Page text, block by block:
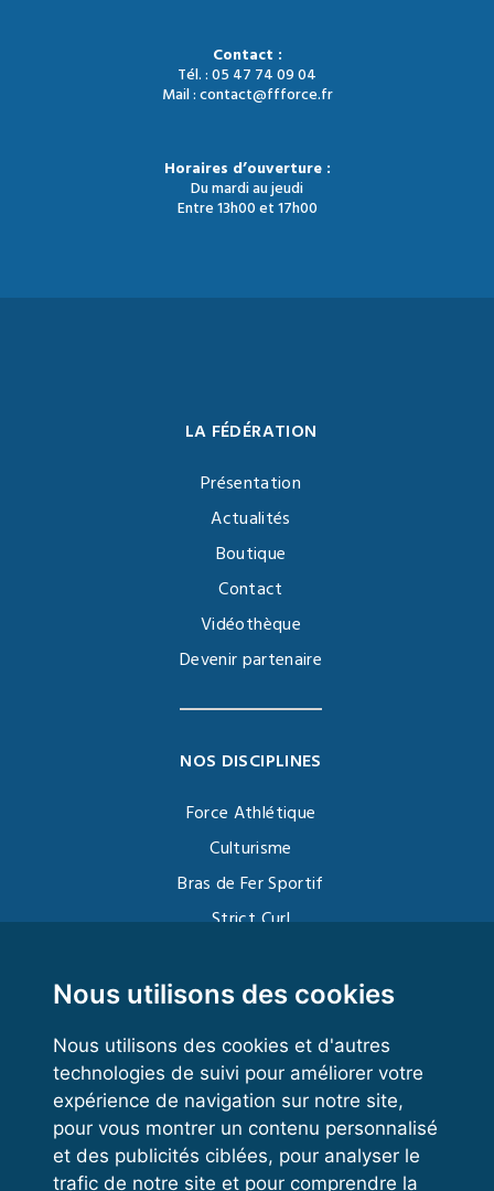
Nous utilisons des cookies
Nous utilisons des cookies et d'autres
technologies de suivi pour améliorer votre
expérience de navigation sur notre site,
pour vous montrer un contenu personnalisé
et des publicités ciblées, pour analyser le
trafic de notre site et pour comprendre la
Contact :
Tél. : 05 47 74 09 04
Mail : contact@ffforce.fr
Horaires d’ouverture :
Du mardi au jeudi
Entre 13h00 et 17h00
LA FÉDÉRATION
Présentation
Actualités
Boutique
Contact
Vidéothèque
Devenir partenaire
NOS DISCIPLINES
Force Athlétique
Culturisme
Bras de Fer Sportif
Strict Curl
Kettlebell
VOS ESPACES
Espace dirigeant
Espace licencié